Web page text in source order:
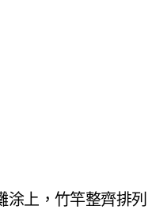
上，竹竿整齊排